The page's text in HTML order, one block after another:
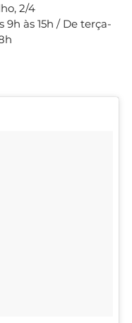
2/4
9h às 15h / De terça-